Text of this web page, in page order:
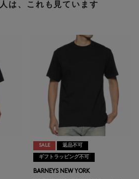
は、これも見ています
SALE 返品不可
ギフトラッピング不可
BARNEYS NEW YORK